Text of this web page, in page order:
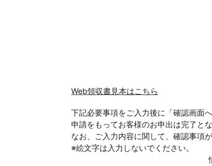
Web領収書見本はこちら
下記必要事項をご入力後に「確認画面
申請をもってお客様のお申出は完了とな
なお、ご入力内容に関して、確認事項
※絵文字は入力しないでください。